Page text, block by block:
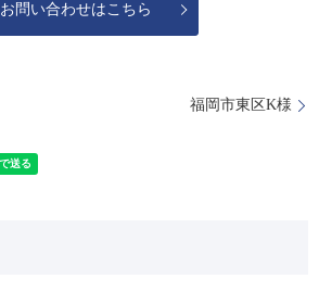
お問い合わせはこちら
福岡市東区K様